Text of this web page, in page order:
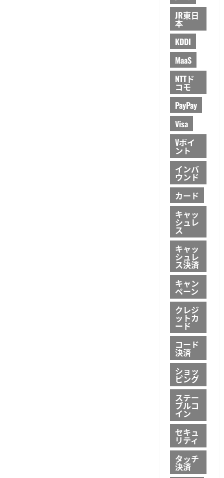
JR東日
本
KDDI
MaaS
NTTド
コモ
PayPay
Visa
Vポイ
ント
インバ
ウンド
カード
キャッ
シュレ
ス
キャッ
シュレ
ス決済
キャン
ペーン
クレジ
ットカ
ード
コード
決済
ショッ
ピング
ステー
ブルコ
イン
セキュ
リティ
タッチ
決済